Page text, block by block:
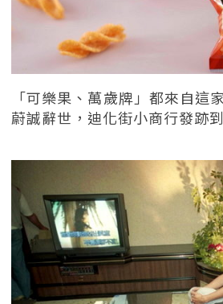
「可樂果、萬歲牌」都來自這
蔚誠辭世，迪化街小商行發跡